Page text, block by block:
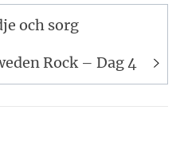
och sorg
Rock – Dag 4